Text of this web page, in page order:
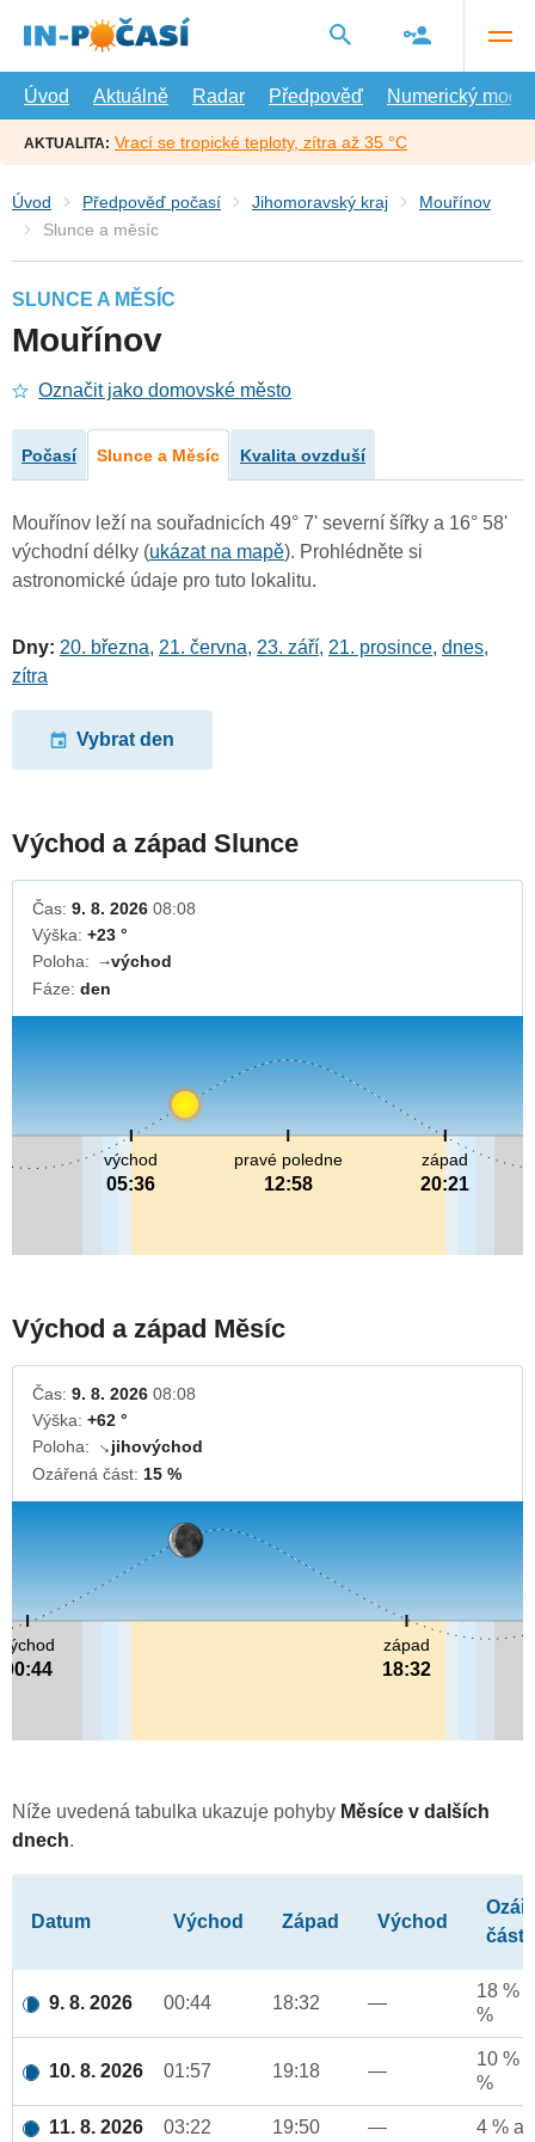
hlavní
Úvod
Aktuálně Radar Předpověď Numerický model
AKTUALITA: Vrací se tropické teploty, zítra až 35 °C
Úvod Předpověď počasí Jihomoravský kraj
Mouřínov
Slunce a měsíc
SLUNCE A MĚSÍC
Mouřínov
Označit jako domovské město
Počasí Slunce a Měsíc Kvalita ovzduší
Mouřínov leží na souřadnicích 49° 7' severní šířky a 16° 58'
východní délky (ukázat na mapě). Prohlédněte si
astronomické údaje pro tuto lokalitu.
Dny: 20. března, 21. června, 23. září, 21. prosince, dnes,
zítra
Vybrat den
Východ a západ Slunce
Čas: 9. 8. 2026 08:08
Výška: +23 °
Poloha:
↓východ
Fáze: den
pravé poledne
12:58
východ
05:36
západ
20:21
Východ a západ Měsíc
Čas: 9. 8. 2026 08:08
Výška: +62 °
Poloha:
↓jihovýchod
Ozářená část: 15 %
východ
00:44
západ
18:32
Níže uvedená tabulka ukazuje pohyby Měsíce v dalších
dnech.
Datum Východ Západ Východ
část
9. 8. 2026 00:44 18:32 —
18 %
%
10. 8. 2026 01:57 19:18 —
10 %
%
11. 8. 2026 03:22 19:50 — 4 %